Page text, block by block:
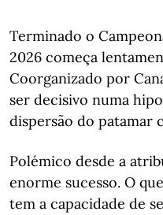
Terminado o
2026 começa
Coorganizado por
ser decisivo numa
dispersão do patamar
Polémico desde a
enorme sucesso. O
tem a capacidade de